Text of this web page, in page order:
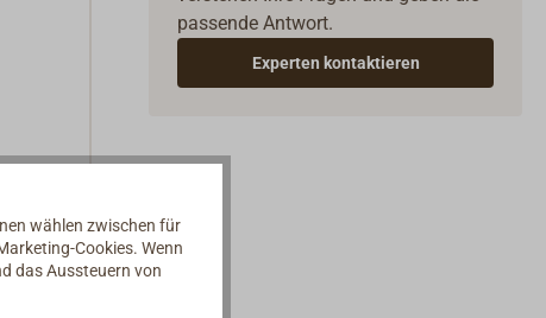
passende Antwort.
Experten kontaktieren
wählen zwischen für
Cookies. Wenn
das Aussteuern von